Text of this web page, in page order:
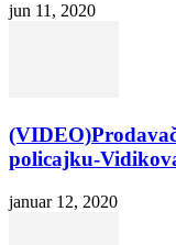
jun 11, 2020
policajku-
januar 12, 2020